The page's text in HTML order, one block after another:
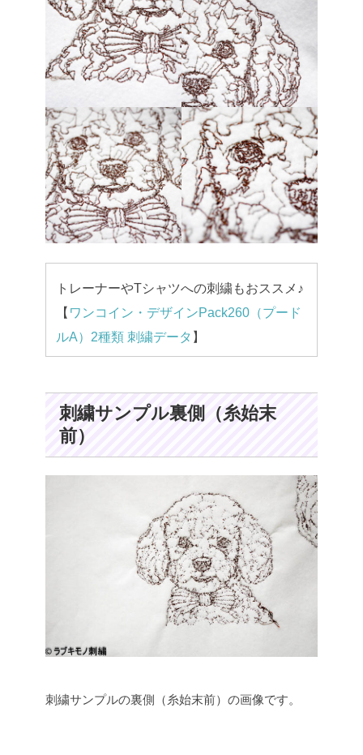
トレーナーやTシャツへの刺繍もおススメ♪
【 ワンコイン・デザインPack260（プード
ルA）2種類 刺繍データ 】
刺繍サンプル裏側（糸始末
前）
刺繍サンプルの裏側（糸始末前）の画像です。